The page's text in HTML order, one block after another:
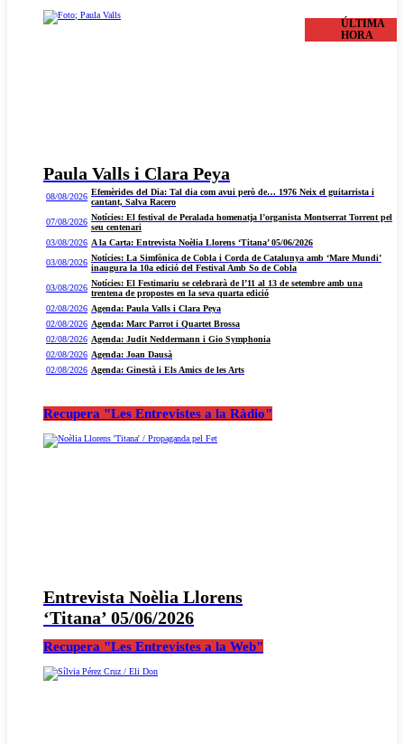
Paula Valls i Clara Peya
ÚLTIMA
HORA
08/08/2026 Efemèrides del Dia: Tal dia com avui però de… 1976 Neix el guitarrista i
cantant, Salva Racero
07/08/2026 Notícies: El festival de Peralada homenatja l’organista Montserrat Torrent pel
seu centenari
03/08/2026 A la Carta: Entrevista Noèlia Llorens ‘Titana’ 05/06/2026
03/08/2026 Notícies: La Simfònica de Cobla i Corda de Catalunya amb ‘Mare Mundi’
inaugura la 10a edició del Festival Amb So de Cobla
03/08/2026 Notícies: El Festimariu se celebrarà de l’11 al 13 de setembre amb una
trentena de propostes en la seva quarta edició
02/08/2026 Agenda: Paula Valls i Clara Peya
02/08/2026 Agenda: Marc Parrot i Quartet Brossa
02/08/2026 Agenda: Judit Neddermann i Gio Symphonia
02/08/2026 Agenda: Joan Dausà
02/08/2026 Agenda: Ginestà i Els Amics de les Arts
Recupera "Les Entrevistes a la Ràdio"
Entrevista Noèlia Llorens
‘Titana’ 05/06/2026
Recupera "Les Entrevistes a la Web"